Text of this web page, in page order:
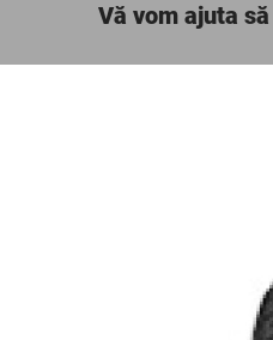
Vă vom ajuta